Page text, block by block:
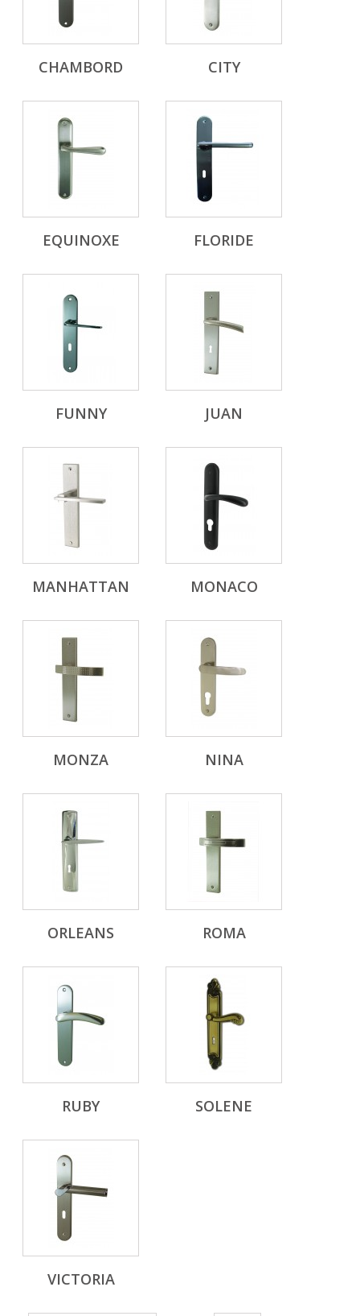
CHAMBORD CITY
EQUINOXE FLORIDE
FUNNY JUAN
MANHATTAN MONACO
MONZA NINA
ORLEANS ROMA
RUBY SOLENE
VICTORIA